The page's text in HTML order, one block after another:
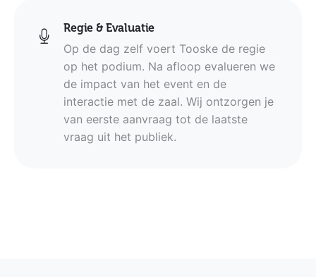
Regie & Evaluatie
Op de dag zelf voert Tooske de regie
op het podium. Na afloop evalueren we
de impact van het event en de
interactie met de zaal. Wij ontzorgen je
van eerste aanvraag tot de laatste
vraag uit het publiek.